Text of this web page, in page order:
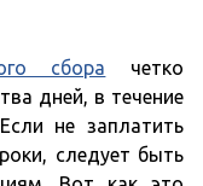
сбора четко
дней, в течение
не заплатить
следует быть